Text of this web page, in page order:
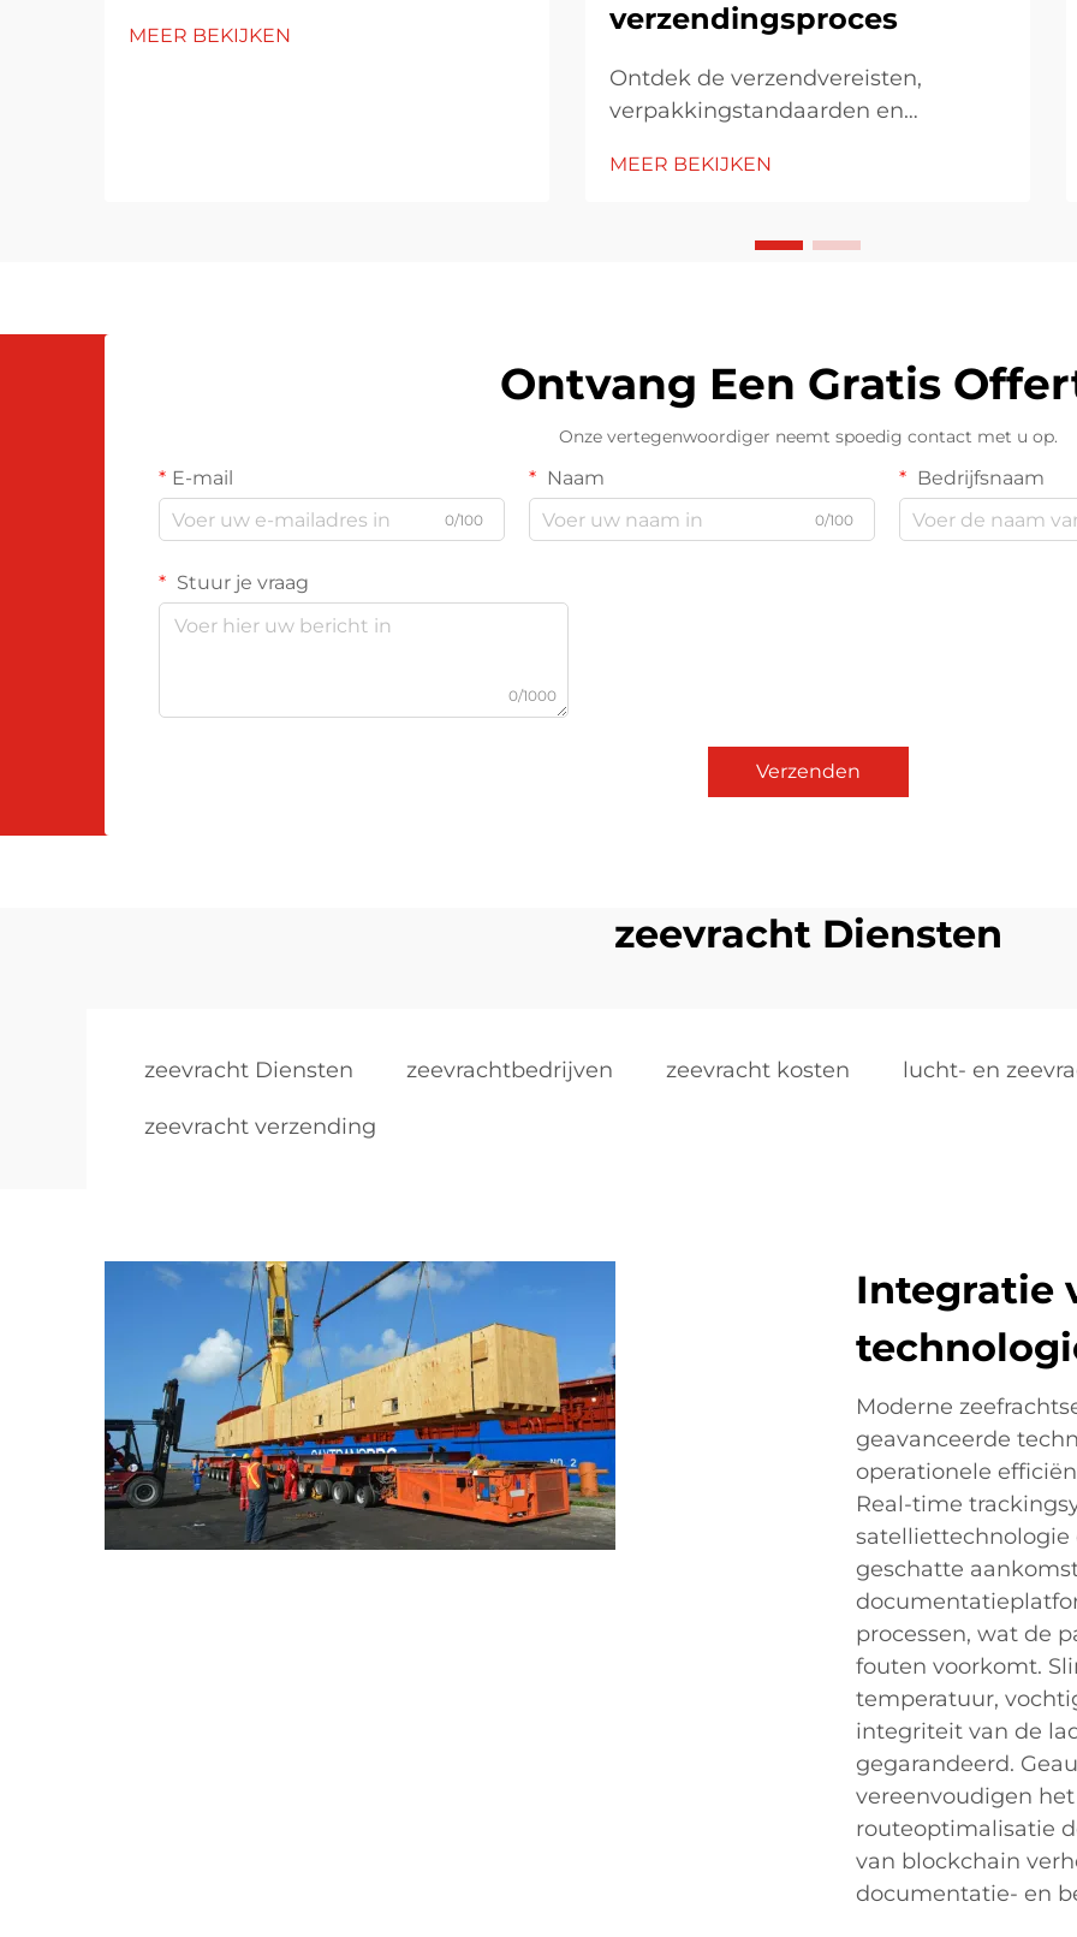
MEER BEKIJKEN
verzendingsproces
Ontdek de verzendvereisten,
verpakkingstandaarden en
bij Amazon FBA. Leer hoe je voldoet
optimaliseert en kosten effectief
MEER BEKIJKEN
Ontvang Een Gratis
Onze vertegenwoordiger neemt spoedig contact met u op.
E-mail
0/100
Naam
0/100
Bedrijfsnaam
Stuur je vraag
0/1000
Verzenden
zeevracht Diensten
zeevracht Diensten zeevrachtbedrijven zeevracht kosten lucht- en
zeevracht verzending
Integratie
Moderne
geavanceerde
operationele
Real-time
satelliettechnologie
geschatte
processen, wat de
fouten voorkomt.
temperatuur,
integriteit van de
gegarandeerd.
vereenvoudigen
routeoptimalisatie
van blockchain
documentatie- en